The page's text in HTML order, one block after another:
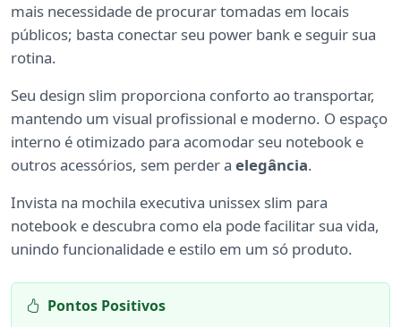
mais necessidade de procurar tomadas em locais
públicos; basta conectar seu power bank e seguir sua
rotina.
Seu design slim proporciona conforto ao transportar,
mantendo um visual profissional e moderno. O espaço
interno é otimizado para acomodar seu notebook e
outros acessórios, sem perder a elegância.
Invista na mochila executiva unissex slim para
notebook e descubra como ela pode facilitar sua vida,
unindo funcionalidade e estilo em um só produto.
Pontos Positivos